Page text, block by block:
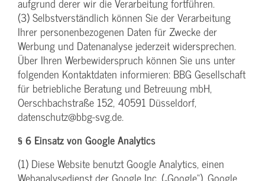
(3) Selbstverständlich können Sie der Verarbeitung
Ihrer personenbezogenen Daten für Zwecke der
Werbung und Datenanalyse jederzeit widersprechen.
Über Ihren Werbewiderspruch können Sie uns unter
folgenden Kontaktdaten informieren: BBG Gesellschaft
für betriebliche Beratung und Betreuung mbH,
Oerschbachstraße 152, 40591 Düsseldorf,
datenschutz@bbg-svg.de.
§ 6 Einsatz von Google Analytics
(1) Diese Website benutzt Google Analytics, einen